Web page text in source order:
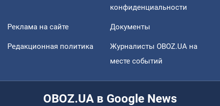
конфиденциальности
Реклама на сайте Документы
Редакционная политика
Журналисты OBOZ.UA на
месте событий
OBOZ.UA в Google News